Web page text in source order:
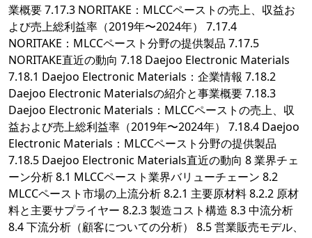
業概要 7.17.3 NORITAKE：MLCCペーストの売上、収益お
よび売上総利益率（2019年〜2024年） 7.17.4
NORITAKE：MLCCペースト分野の提供製品 7.17.5
NORITAKE直近の動向 7.18 Daejoo Electronic Materials
7.18.1 Daejoo Electronic Materials：企業情報 7.18.2
Daejoo Electronic Materialsの紹介と事業概要 7.18.3
Daejoo Electronic Materials：MLCCペーストの売上、収
益および売上総利益率（2019年〜2024年） 7.18.4 Daejoo
Electronic Materials：MLCCペースト分野の提供製品
7.18.5 Daejoo Electronic Materials直近の動向 8 業界チェ
ーン分析 8.1 MLCCペースト業界バリューチェーン 8.2
MLCCペースト市場の上流分析 8.2.1 主要原材料 8.2.2 原材
料と主要サプライヤー 8.2.3 製造コスト構造 8.3 中流分析
8.4 下流分析（顧客についての分析） 8.5 営業販売モデル、